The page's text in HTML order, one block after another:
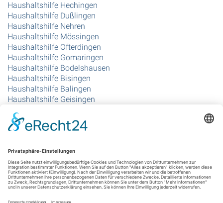
Haushaltshilfe Hechingen
Haushaltshilfe Dußlingen
Haushaltshilfe Nehren
Haushaltshilfe Mössingen
Haushaltshilfe Ofterdingen
Haushaltshilfe Gomaringen
Haushaltshilfe Bodelshausen
Haushaltshilfe Bisingen
Haushaltshilfe Balingen
Haushaltshilfe Geisingen
Haushaltshilfe Rangendingen
Standort Singen
Haushaltshilfe Singen
Haushaltshilfe Gottmadingen
Haushaltshilfe Hilzingen